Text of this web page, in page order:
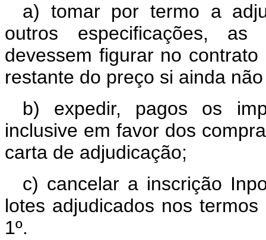
a) tomar por termo a
outros especificações,
devessem figurar no
restante do preço si ainda
b) expedir, pagos os
inclusive em favor dos
carta de adjudicação;
c) cancelar a inscrição
lotes adjudicados nos
1º.